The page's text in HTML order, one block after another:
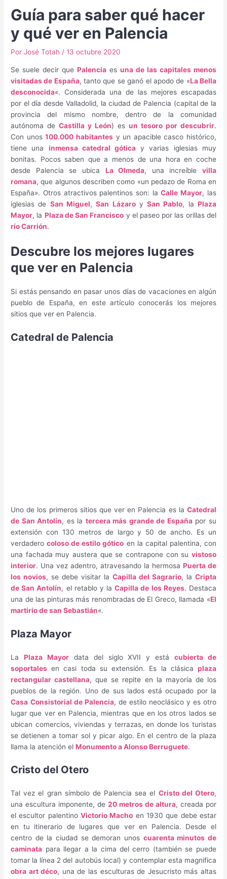
Guía para saber qué hacer
y qué ver en Palencia
PorJosé Totah/13 octubre 2020
Se suele decir quePalencia es una de las capitales menos
visitadas de España, tanto que se ganó el apodo de «La Bella
desconocida«. Considerada una de las mejores escapadas
por el día desde Valladolid, la ciudad de Palencia (capital de la
provincia del mismo nombre, dentro de la comunidad
autónoma deCastilla y León) es un tesoro por descubrir.
Con unos100.000 habitantesy un apacible casco histórico,
tiene una inmensa catedral gótica y varias iglesias muy
bonitas. Pocos saben que a menos de una hora en coche
desde Palencia se ubica La Olmeda, una increíble villa
romana, que algunos describen como «un pedazo de Roma en
España». Otros atractivos palentinos son: laCalle Mayor, las
iglesias de San Miguel,San LázaroySan Pablo, laPlaza
Mayor, la Plaza de San Francisco y el paseo por las orillas del
río Carrión.
Descubre los mejores lugares
que ver en Palencia
Si estás pensando en pasar unos días de vacaciones en algún
pueblo de España, en este artículo conocerás los mejores
sitios que ver en Palencia.
Catedral de Palencia
Uno de los primeros sitios que ver en Palencia es la Catedral
de San Antolín, es la tercera más grande de Españapor su
extensión con 130 metros de largo y 50 de ancho. Es un
verdaderocoloso de estilo gótico en la capital palentina, con
una fachada muy austera que se contrapone con su vistoso
interior. Una vez adentro, atravesando la hermosa Puerta de
los novios, se debe visitar la Capilla del Sagrario, la Cripta
de San Antolín, el retablo y laCapilla de los Reyes. Destaca
una de las pinturas más renombradas de El Greco, llamada «El
martirio de san Sebastián«.
Plaza Mayor
La Plaza Mayordata del siglo XVII y estácubierta de
soportales en casi toda su extensión. Es la clásica plaza
rectangular castellana, que se repite en la mayoría de los
pueblos de la región. Uno de sus lados está ocupado por la
Casa Consistorial de Palencia, de estilo neoclásico y es otro
lugar que ver en Palencia, mientras que en los otros lados se
ubican comercios, viviendas y terrazas, en donde los turistas
se detienen a tomar sol y picar algo. En el centro de la plaza
llama la atención elMonumento a Alonso Berruguete.
Cristo del Otero
Tal vez el gran símbolo de Palencia sea el Cristo del Otero,
una escultura imponente, de20 metros de altura, creada por
el escultor palentinoVictorio Macho en 1930 que debe estar
en tu itinerario de lugares que ver en Palencia. Desde el
centro de la ciudad se demoran unos cuarenta minutos de
caminata para llegar a la cima del cerro (también se puede
tomar la línea 2 del autobús local) y contemplar esta magnifica
obra art déco, una de las esculturas de Jesucristo más altas